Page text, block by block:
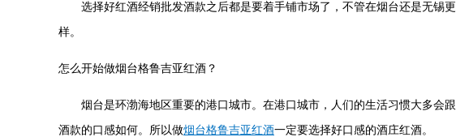
选择好红酒经销批发酒款之后都是要着手铺市场了，不管在烟台还是无锡
样。
怎么开始做烟台格鲁吉亚红酒 ？
烟台是环渤海地区重要的港口城市。在港口城市，人们的生活习惯大多会
酒款的口感如何。所以做烟台格鲁吉亚红酒一定要选择好口感的酒庄红酒。